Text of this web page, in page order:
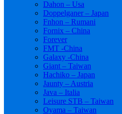
Dahon – Usa
Doppelganer – Japan
Fnhon – Rumani
Fornix – China
Forever
FMT -China
Galaxy -China
Giant – Taiwan
Hachiko – Japan
Jaunty – Austria
Java – Italia
Leisure STB – Taiwan
Oyama – Taiwan